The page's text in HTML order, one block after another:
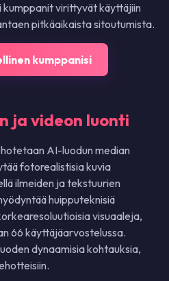
virittyvät käyttäjiin
pitkäaikaista sitoutumista.
kumppanisi
ja videon luonti
AI-luodun median
fotorealistisia kuvia
ilmeiden ja tekstuurien
huipputeknisiä
visuaaleja,
66 käyttäjäarvostelussa.
dynaamisia kohtauksia,